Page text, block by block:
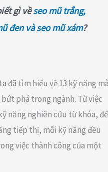
gì vềseo mũ trắng,
đen và seo mũ xám?
đã tìm hiểu về 13 kỹ năng
phá trong ngành. Từ việc
năng nghiên cứu từ khóa,
tiếp thị, mỗi kỹ năng đều
việc thành công của một